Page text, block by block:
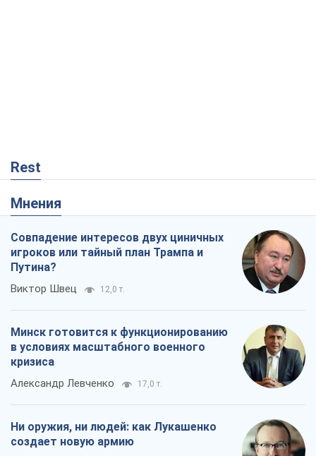
Rest
Мнения
Совпадение интересов двух циничных
игроков или тайный план Трампа и
Путина?
Виктор Швец 12,0 т.
Минск готовится к функционированию
в условиях масштабного военного
кризиса
Александр Левченко 17,0 т.
Ни оружия, ни людей: как Лукашенко
создает новую армию